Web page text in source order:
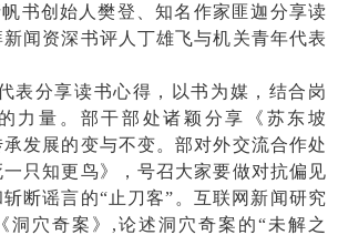
书创始人樊登、知名作家匪迦分享读
闻资深书评人丁雄飞与机关青年代表
表分享读书心得，以书为媒，结合岗
力量。部干部处诸颖分享《苏东坡
发展的变与不变。部对外交流合作处
只知更鸟》，号召大家要做对抗偏见
断谣言的“止刀客”。互联网新闻研究
洞穴奇案》,论述洞穴奇案的“未解之